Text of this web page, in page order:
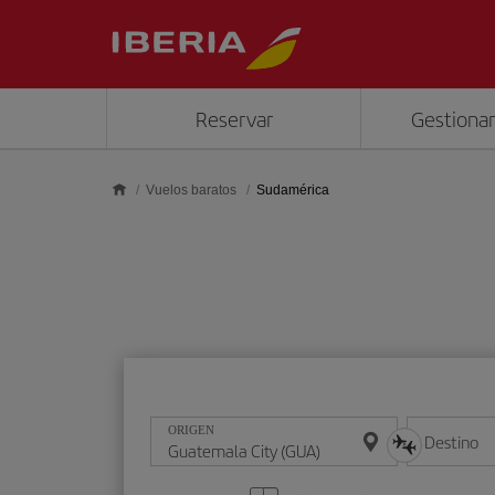
Reservar
Vuelos baratos Sudamérica
ORIGEN Destino